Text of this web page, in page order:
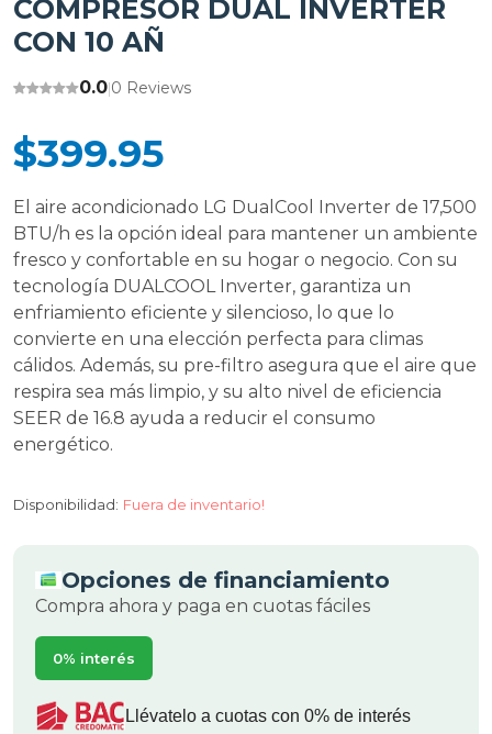
COMPRESOR DUAL INVERTER
CON 10 AÑ
0.0|0 Reviews
$399.95
El aire acondicionado LG DualCool Inverter de 17,500
BTU/h es la opción ideal para mantener un ambiente
fresco y confortable en su hogar o negocio. Con su
tecnología DUALCOOL Inverter, garantiza un
enfriamiento eficiente y silencioso, lo que lo
convierte en una elección perfecta para climas
cálidos. Además, su pre-filtro asegura que el aire que
respira sea más limpio, y su alto nivel de eficiencia
SEER de 16.8 ayuda a reducir el consumo
energético.
Disponibilidad: Fuera de inventario!
Opciones de financiamiento
Compra ahora y paga en cuotas fáciles
0% interés
Llévatelo a cuotas con 0% de interés